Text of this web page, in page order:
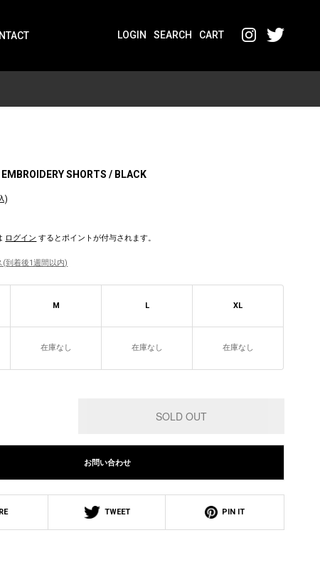
LOGIN SEARCH CART
EMBROIDERY SHORTS / BLACK
)
ログイン するとポイントが付与されます。
(到着後1週間以内)
M L XL
在庫なし 在庫なし 在庫なし
お問い合わせ
TWEET PIN IT